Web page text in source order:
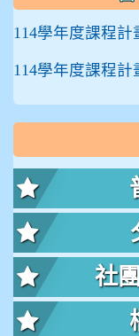
114學年度課程計
114學年度課程計
社